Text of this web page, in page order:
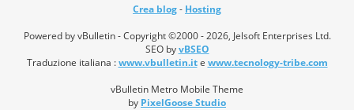
Crea blog- Hosting
Powered by vBulletin - Copyright ©2000 - 2026, Jelsoft Enterprises Ltd.
SEO byvBSEO
Traduzione italiana :www.vbulletin.ite www.tecnology-tribe.com
vBulletin Metro Mobile Theme
by PixelGoose Studio